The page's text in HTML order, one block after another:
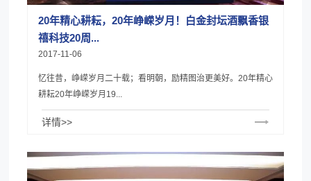
20年精心耕耘，20年峥嵘岁月！白金封坛酒飘香银
禧科技20周...
2017-11-06
忆往昔，峥嵘岁月二十载；看明朝，励精图治更美好。20年精心
耕耘20年峥嵘岁月19...
详情>>